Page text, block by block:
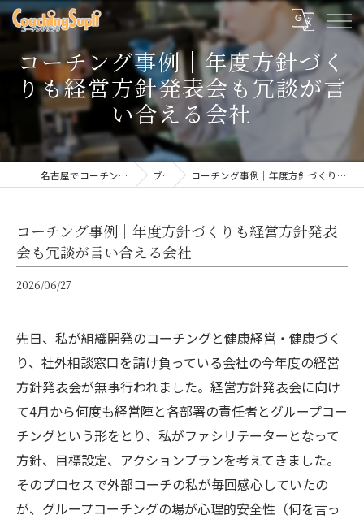
コーチング事例｜年度方針づく
りも経営方針発表会も冗談が言
い合える会社
名古屋でコーチングならコーチングサプリ ブログ コーチング事例｜年度方針づくりも経営方針発表会も冗談が言い合える会社
コーチング事例｜年度方針づくりも経営方針発表
会も冗談が言い合える会社
2026/06/27
先日、私が組織開発のコーチングと健康経営・健康づく
り、社外相談窓口を請け負っている会社の今年度の経営
方針発表会が無事行われました。経営方針発表会に向け
て4月から何度も経営陣と各部署の責任者とグループコー
チングという形をとり、私がファシリテーターとなって
方針、目標設定、アクションプランを考えてきました。
そのプロセスで外部コーチの私が毎回感心していたの
が、グループコーチングの場が心理的安全性（何を言っ